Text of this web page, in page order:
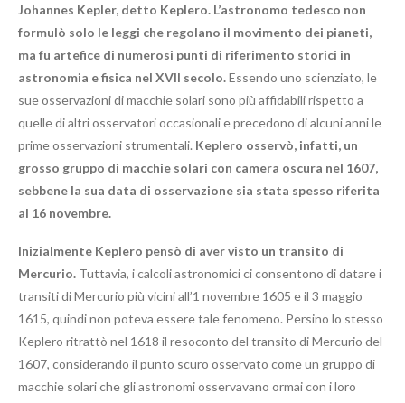
Johannes Kepler, detto Keplero. L’astronomo tedesco non
formulò solo le leggi che regolano il movimento dei pianeti,
ma fu artefice di numerosi punti di riferimento storici in
astronomia e fisica nel XVII secolo.Essendo uno scienziato, le
sue osservazioni di macchie solari sono più affidabili rispetto a
quelle di altri osservatori occasionali e precedono di alcuni anni le
prime osservazioni strumentali. Keplero osservò, infatti, un
grosso gruppo di macchie solari con camera oscura nel 1607,
sebbene la sua data di osservazione sia stata spesso riferita
al 16 novembre.
Inizialmente Keplero pensò di aver visto un transito di
Mercurio. Tuttavia, i calcoli astronomici ci consentono di datare i
transiti di Mercurio più vicini all’1 novembre 1605 e il 3 maggio
1615, quindi non poteva essere tale fenomeno. Persino lo stesso
Keplero ritrattò nel 1618 il resoconto del transito di Mercurio del
1607, considerando il punto scuro osservato come un gruppo di
macchie solari che gli astronomi osservavano ormai con i loro